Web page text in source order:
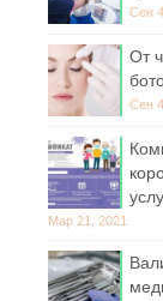
Сен
От
Сен
Мар 21, 2021